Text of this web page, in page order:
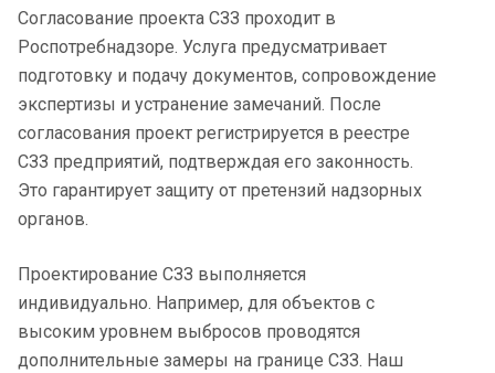
Согласование проекта СЗЗ проходит в
Роспотребнадзоре. Услуга предусматривает
подготовку и подачу документов, сопровождение
экспертизы и устранение замечаний. После
согласования проект регистрируется в реестре
СЗЗ предприятий, подтверждая его законность.
Это гарантирует защиту от претензий надзорных
органов.
Проектирование СЗЗ выполняется
индивидуально. Например, для объектов с
высоким уровнем выбросов проводятся
дополнительные замеры на границе СЗЗ. Наш